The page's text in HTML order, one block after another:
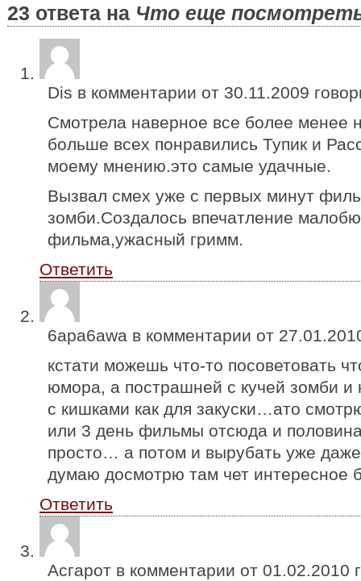
23 ответа на Что еще
Dis в комментарии от 30.11.2009
Смотрела наверное все более менее
больше всех понравились Тупик и
моему мнению.это самые удачные.
Вызвал смех уже с первых минут
зомби.Создалось впечатление
фильма,ужасный гримм.
Ответить
6apa6awa в комментарии от
кстати можешь что-то посоветовать
юмора, а пострашней с кучей зомби
с кишками как для закуски…ато
или 3 день фильмы отсюда и
просто… а потом и вырубать уже
думаю досмотрю там чет интересное
Ответить
Асгарот в комментарии от 01.02.2010